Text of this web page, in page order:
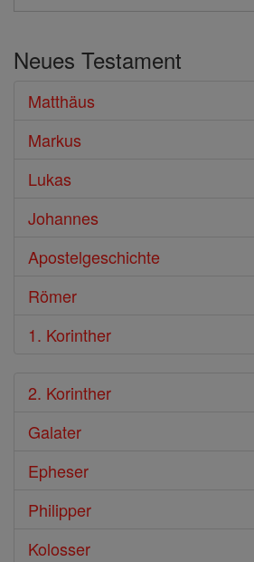
Suche
Bibel
Neues Testament
Matthäus
Markus
Lukas
Johannes
Apostelgeschichte
Römer
1. Korinther
2. Korinther
Galater
Epheser
Philipper
Kolosser